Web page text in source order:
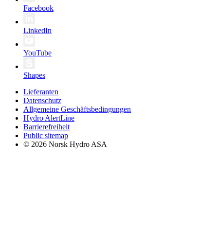
Facebook
LinkedIn
YouTube
Shapes
Lieferanten
Datenschutz
Allgemeine Geschäftsbedingungen
Hydro AlertLine
Barrierefreiheit
Public sitemap
© 2026 Norsk Hydro ASA